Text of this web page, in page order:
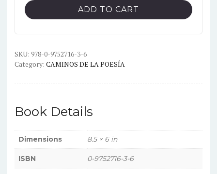
SENTIMIENTO
quantity
ADD TO CART
SKU: 978-0-9752716-3-6
Category: CAMINOS DE LA POESÍA
Book Details
Dimensions 8.5 × 6 in
ISBN 0-9752716-3-6